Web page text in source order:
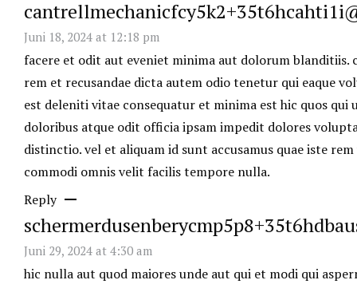
Juni 18, 2024 at 12:18 pm
facere et odit aut eveniet minima aut dolorum blanditiis.
rem et recusandae dicta autem odio tenetur qui eaque
est deleniti vitae consequatur et minima est hic quos qui
doloribus atque odit officia ipsam impedit dolores
distinctio. vel et aliquam id sunt accusamus quae iste
commodi omnis velit facilis tempore nulla.
Reply
Juni 29, 2024 at 4:30 am
hic nulla aut quod maiores unde aut qui et modi qui